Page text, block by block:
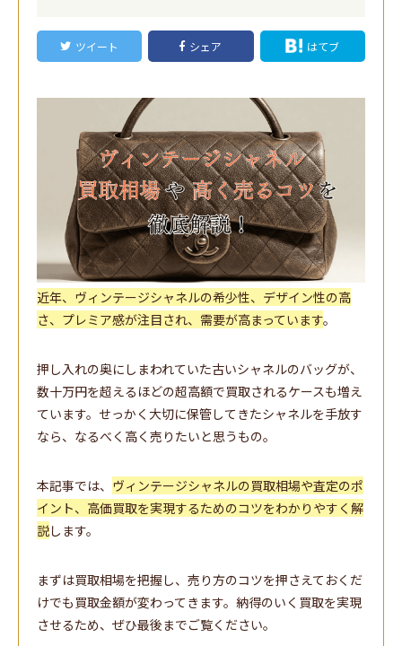
ツイート シェア はてブ
近年、ヴィンテージシャネルの希少性、デザイン性の高
さ、プレミア感が注目され、需要が高まっています。
押し入れの奥にしまわれていた古いシャネルのバッグが、
数十万円を超えるほどの超高額で買取されるケースも増え
ています。せっかく大切に保管してきたシャネルを手放す
なら、なるべく高く売りたいと思うもの。
本記事では、 ヴィンテージシャネルの買取相場や査定のポ
イント、高価買取を実現するためのコツをわかりやすく解
説します。
まずは買取相場を把握し、売り方のコツを押さえておくだ
けでも買取金額が変わってきます。納得のいく買取を実現
させるため、ぜひ最後までご覧ください。